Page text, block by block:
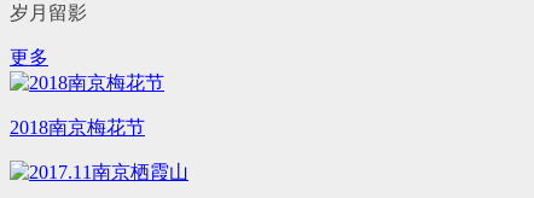
岁月留影
更多
2018南京梅花节